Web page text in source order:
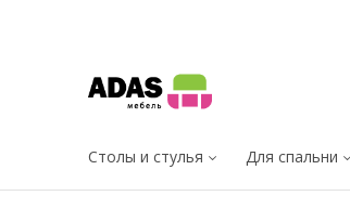
Столы и стулья Для спальни